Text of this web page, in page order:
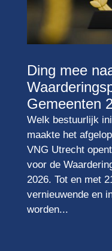
Ding mee
Gemeenten
Welk bestuurlijk
maakte het
VNG Utrecht
voor de
2026. Tot en met
vernieuwende en
worden...